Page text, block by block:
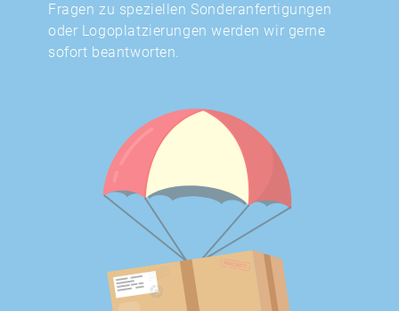
Fragen zu speziellen Sonderanfertigungen
oder Logoplatzierungen werden wir gerne
sofort beantworten.